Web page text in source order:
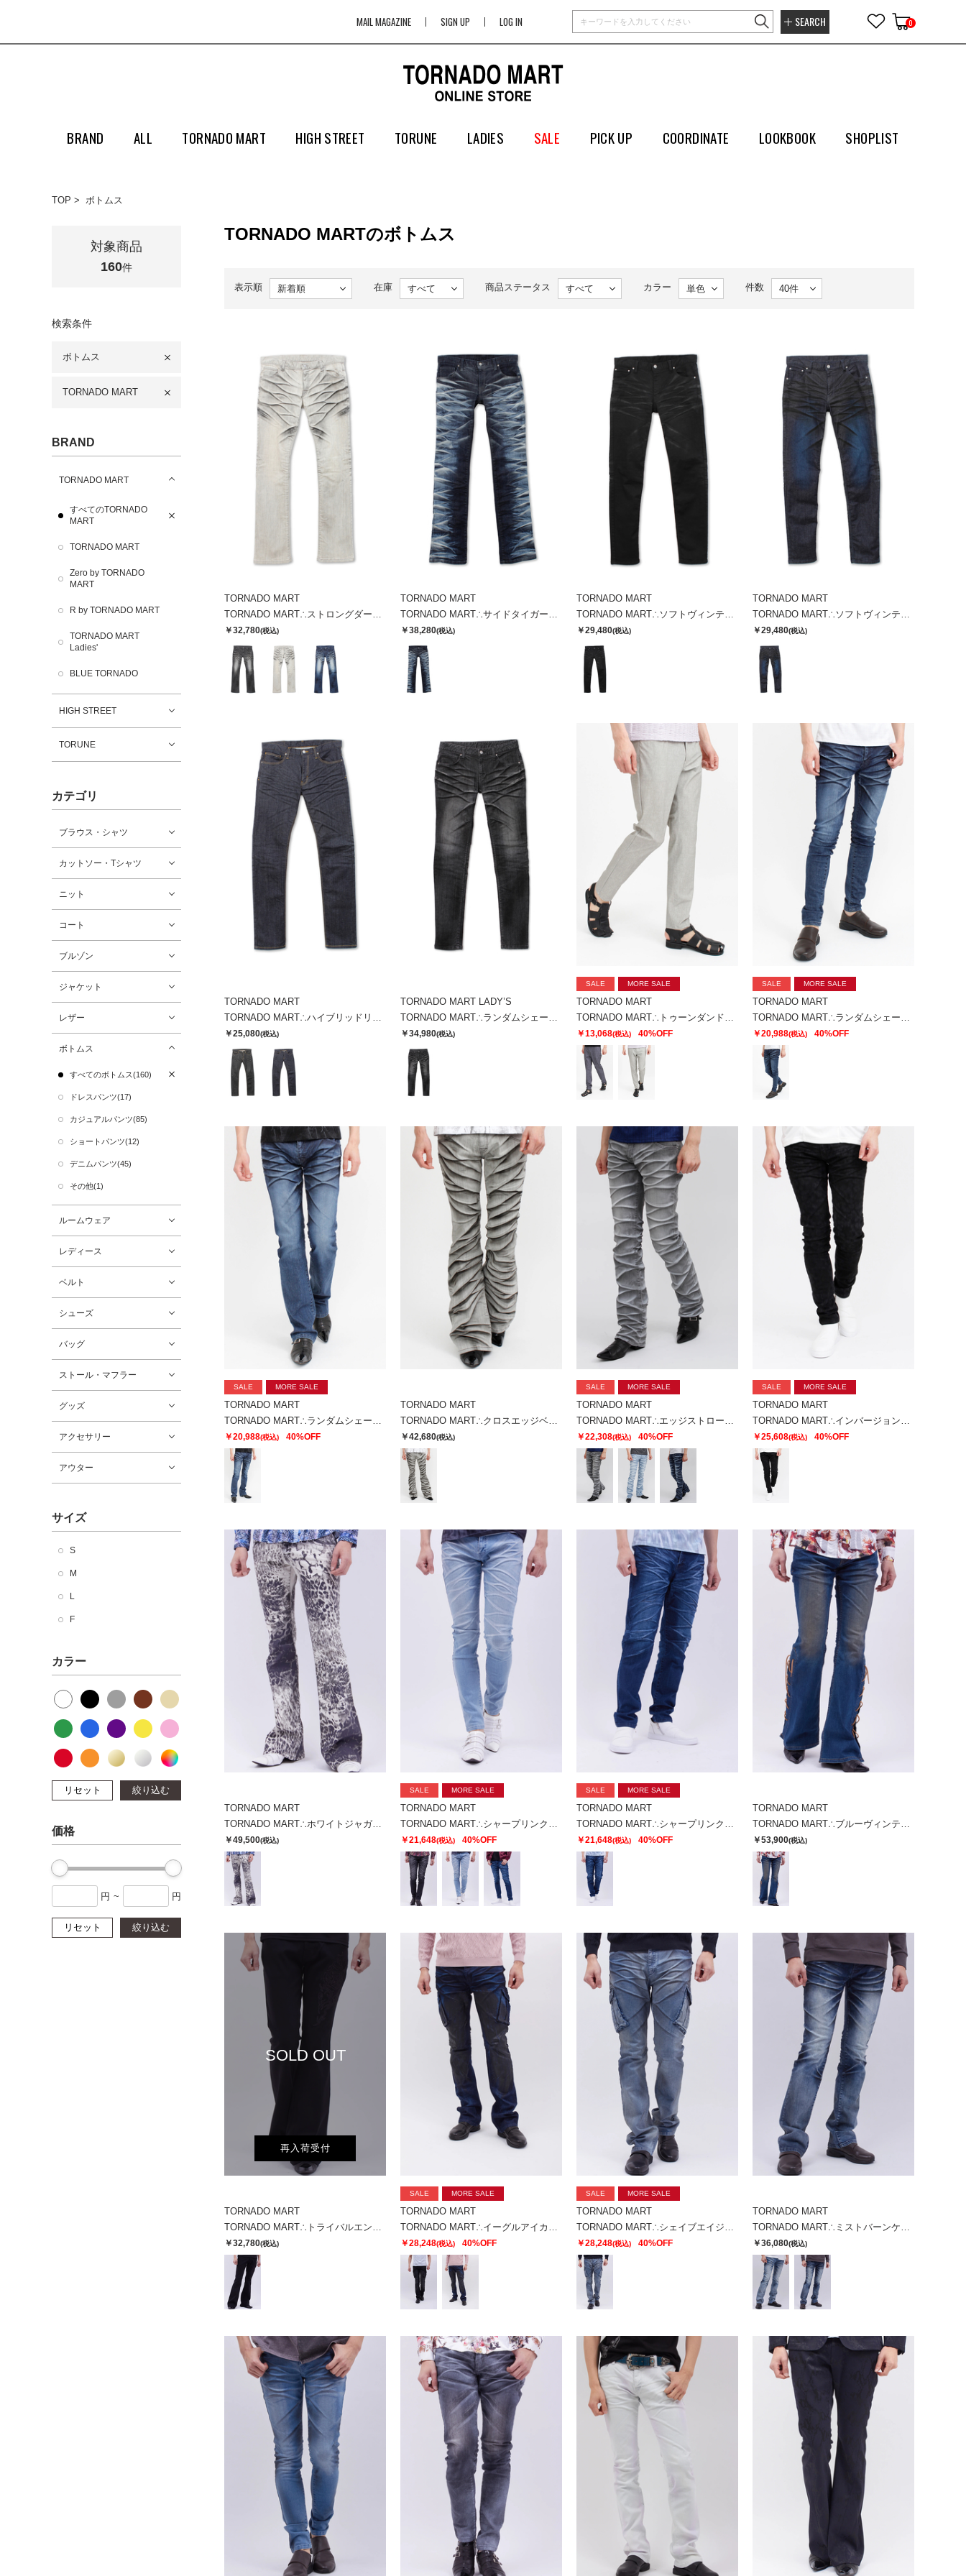
MAIL MAGAZINE SIGN UP LOG IN SEARCH 0
BRAND ALL TORNADO MART HIGH STREET TORUNE LADIES SALE PICK UP COORDINATE LOOKBOOK SHOPLIST
TOP ボトムス
対象商品
160件
検索条件
ボトムス
TORNADO MART
BRAND
TORNADO MART
すべてのTORNADO
MART
TORNADO MART
Zero by TORNADO
MART
R by TORNADO MART
TORNADO MART
Ladies'
BLUE TORNADO
HIGH STREET
TORUNE
カテゴリ
ブラウス・シャツ
カットソー・Tシャツ
ニット
コート
ブルゾン
ジャケット
レザー
ボトムス
すべてのボトムス(160)
ドレスパンツ(17)
カジュアルパンツ(85)
ショートパンツ(12)
デニムパンツ(45)
その他(1)
ルームウェア
レディース
ベルト
シューズ
バッグ
ストール・マフラー
グッズ
アクセサリー
アウター
サイズ
S
M
L
F
カラー
リセット 絞り込む
価格
円 ~ 円
リセット 絞り込む
TORNADO MARTのボトムス
表示順 在庫 商品ステータス カラー 件数
TORNADO MART
￥32,780(税込)
TORNADO MART
￥38,280(税込)
TORNADO MART
￥29,480(税込)
TORNADO MART
￥29,480(税込)
TORNADO MART
￥25,080(税込)
TORNADO MART LADY’S
￥34,980(税込)
SALE MORE SALE
TORNADO MART
￥13,068(税込) 40%OFF
SALE MORE SALE
TORNADO MART
￥20,988(税込) 40%OFF
SALE MORE SALE
TORNADO MART
￥20,988(税込) 40%OFF
TORNADO MART
￥42,680(税込)
SALE MORE SALE
TORNADO MART
￥22,308(税込) 40%OFF
SALE MORE SALE
TORNADO MART
￥25,608(税込) 40%OFF
TORNADO MART
TORNADO MART∴ホワイトジャガーベルボトム
￥49,500(税込)
SALE MORE SALE
TORNADO MART
￥21,648(税込) 40%OFF
SALE MORE SALE
TORNADO MART
￥21,648(税込) 40%OFF
TORNADO MART
￥53,900(税込)
SOLD OUT
再入荷受付
TORNADO MART
￥32,780(税込)
SALE MORE SALE
TORNADO MART
￥28,248(税込) 40%OFF
SALE MORE SALE
TORNADO MART
￥28,248(税込) 40%OFF
TORNADO MART
￥36,080(税込)